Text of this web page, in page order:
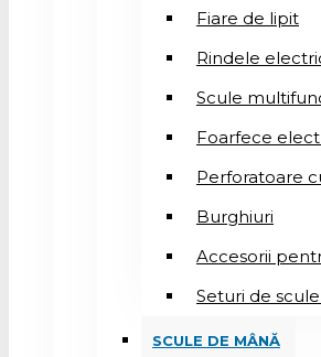
Fiare de lipit
Rindele
Scule
Foarfece
Perforatoare
Burghiuri
Accesorii
Seturi de
SCULE DE MÂNĂ